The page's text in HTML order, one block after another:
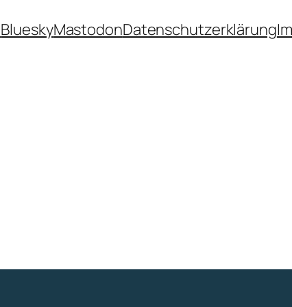
BlueskyMastodonDatenschutzerklärung